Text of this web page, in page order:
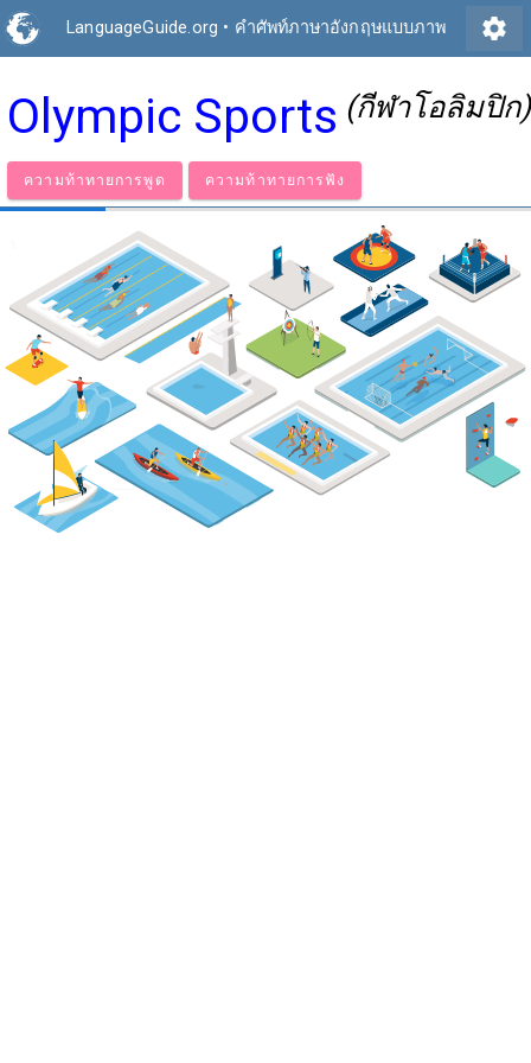
LanguageGuide.org • คำศัพท์ภาษาอังกฤษแบบภาพ settings
Olympic Sports (กีฬาโอลิมปิก)
ความท้าทายการพูด ความท้าทายการฟัง